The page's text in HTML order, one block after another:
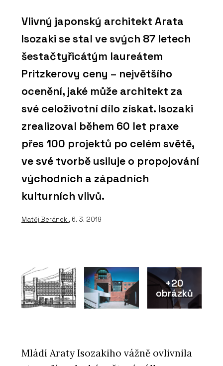
Vlivný japonský architekt Arata
Isozaki se stal ve svých 87 letech
šestačtyřicátým laureátem
Pritzkerovy ceny – největšího
ocenění, jaké může architekt za
své celoživotní dílo získat. Isozaki
zrealizoval během 60 let praxe
přes 100 projektů po celém světě,
ve své tvorbě usiluje o propojování
východních a západních
kulturních vlivů.
Matěj Beránek , 6. 3. 2019
+20
obrázků
Mládí Araty Isozakiho vážně ovlivnila